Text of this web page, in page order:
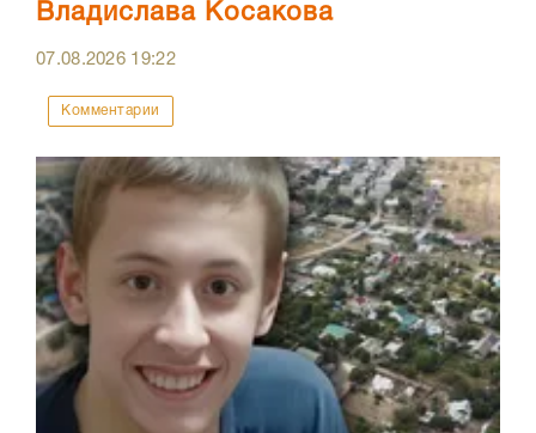
Владислава Косакова
07.08.2026 19:22
Комментарии